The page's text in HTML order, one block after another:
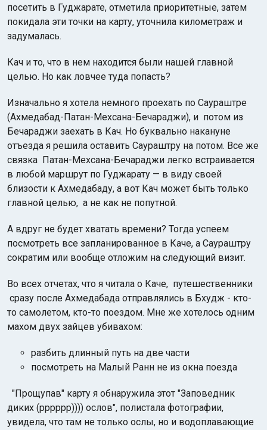
посетить в Гуджарате, отметила приоритетные, затем
покидала эти точки на карту, уточнила километраж и
задумалась.
Кач и то, что в нем находится были нашей главной
целью. Но как ловчее туда попасть?
Изначально я хотела немного проехать по Саураштре
(Ахмедабад-Патан-Мехсана-Бечараджи), и потом из
Бечараджи заехать в Кач. Но буквально накануне
отъезда я решила оставить Саураштру на потом. Все же
связка Патан-Мехсана-Бечараджи легко встраивается
в любой маршрут по Гуджарату — в виду своей
близости к Ахмедабаду, а вот Кач может быть только
главной целью, а не как не попутной.
А вдруг не будет хватать времени? Тогда успеем
посмотреть все запланированное в Каче, а Саураштру
сократим или вообще отложим на следующий визит.
Во всех отчетах, что я читала о Каче, путешественники
сразу после Ахмедабада отправлялись в Бхудж - кто-
то самолетом, кто-то поездом. Мне же хотелось одним
махом двух зайцев убивахом:
разбить длинный путь на две части
посмотреть на Малый Ранн не из окна поезда
"Прощупав" карту я обнаружила этот "Заповедник
диких (рррррр)))) ослов", полистала фотографии,
увидела, что там не только ослы, но и водоплавающие